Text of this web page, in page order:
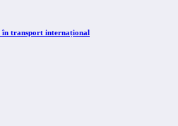
în transport internațional